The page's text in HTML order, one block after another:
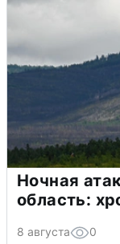
Ночная
область:
8 августа 0